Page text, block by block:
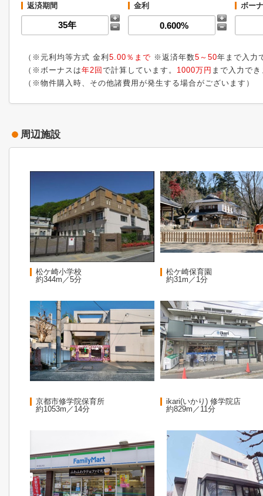
返済期間 金利 ボー
（※元利均等方式 金利 5.00％まで ※返済年数5～50年まで入力
（※ボーナスは年2回 で計算しています。 1000万円 まで入力で
（※物件購入時、その他諸費用が発生する場合がございます）
周辺施設
松ケ崎小学校
約344m／5分
松ケ崎保育園
約31m／1分
京都市修学院保育所
約1053m／14分
ikari(いかり) 修学院店
約829m／11分